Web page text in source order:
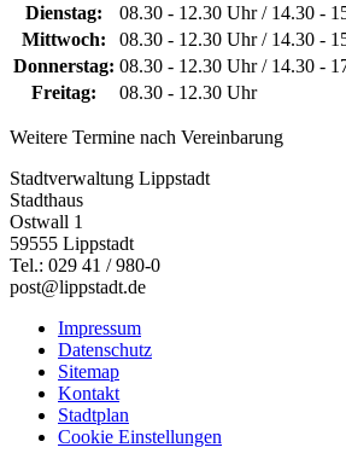
Dienstag:
08.30 - 12.30 Uhr / 14.30 -
Mittwoch:
08.30 - 12.30 Uhr / 14.30 -
Donnerstag: 08.30 - 12.30 Uhr / 14.30 -
Freitag:
08.30 - 12.30 Uhr
Weitere Termine nach Vereinbarung
Stadtverwaltung Lippstadt
Stadthaus
Ostwall 1
59555 Lippstadt
Tel.: 029 41 / 980-0
post@lippstadt.de
Impressum
Datenschutz
Sitemap
Kontakt
Stadtplan
Cookie Einstellungen